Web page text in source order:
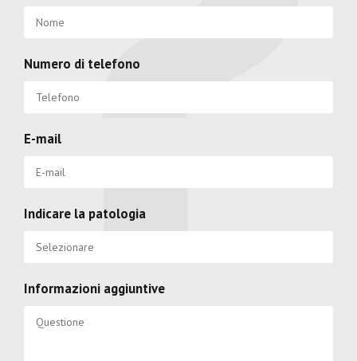
Numero di telefono
E-mail
Indicare la patologia
Informazioni aggiuntive